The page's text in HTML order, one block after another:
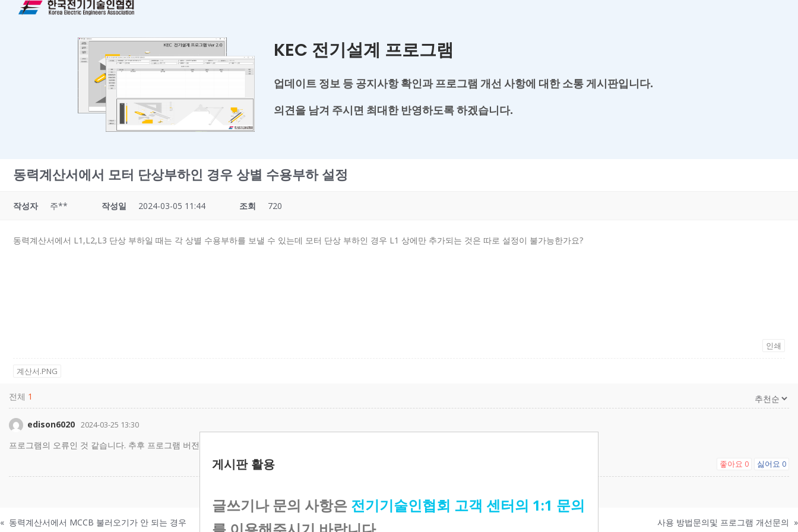
게시판 활용
글쓰기나 문의 사항은 전기기술인협회 고객 센터의 1:1 문의
KEC 전기설계 프로그램
업데이트 정보 등 공지사항 확인과프로그램 개선 사항에 대한 소통 게시판입니다.
의견을 남겨 주시면 최대한 반영하도록 하겠습니다.
동력계산서에서 모터 단상부하인 경우 상별 수용부하 설정
작성자 주** 작성일 2024-03-05 11:44 조회 720
동력계산서에서 L1,L2,L3 단상 부하일 때는 각 상별 수용부하를 보낼 수 있는데 모터 단상 부하인 경우 L1 상에만 추가되는 것은 따로 설정이 불가능한가요?
인쇄
계산서.PNG
전체 1
edison6020 2024-03-25 13:30
프로그램의 오류인 것 같습니다. 추후 프로그램 버전 업데이트 시 반영되도록 노력하겠습니다.
좋아요 0 싫어요 0
« 동력계산서에서 MCCB 불러오기가 안 되는 경우 사용 방법문의및 프로그램 개선문의 »